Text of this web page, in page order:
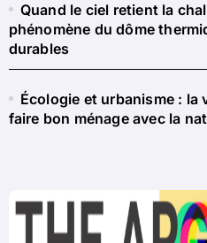
Quand le ciel retient la
phénomène du dôme
durables
Écologie et urbanisme : la
faire bon ménage avec la